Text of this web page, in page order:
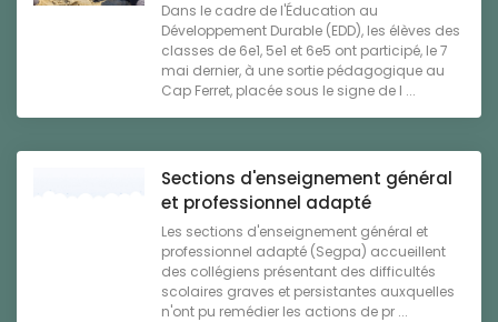
Dans le cadre de l'Éducation au
Développement Durable (EDD), les élèves des
classes de 6e1, 5e1 et 6e5 ont participé, le 7
mai dernier, à une sortie pédagogique au
Cap Ferret, placée sous le signe de l ...
Sections d'enseignement général
et professionnel adapté
Les sections d'enseignement général et
professionnel adapté (Segpa) accueillent
des collégiens présentant des difficultés
scolaires graves et persistantes auxquelles
n'ont pu remédier les actions de pr ...